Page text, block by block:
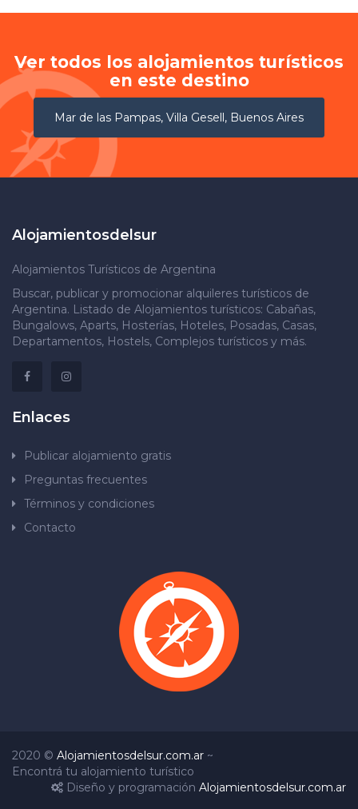
Ver todos los alojamientos turísticos
en este destino
Mar de las Pampas, Villa Gesell, Buenos Aires
Alojamientosdelsur
Alojamientos Turísticos de Argentina
Buscar, publicar y promocionar alquileres turísticos de
Argentina. Listado de Alojamientos turísticos: Cabañas,
Bungalows, Aparts, Hosterías, Hoteles, Posadas, Casas,
Departamentos, Hostels, Complejos turísticos y más.
Enlaces
Publicar alojamiento gratis
Preguntas frecuentes
Términos y condiciones
Contacto
2020 © Alojamientosdelsur.com.ar ~
Encontrá tu alojamiento turístico
Diseño y programación Alojamientosdelsur.com.ar